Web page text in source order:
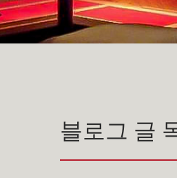
블로그 글